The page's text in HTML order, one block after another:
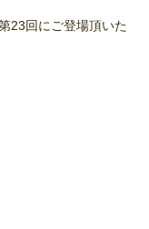
23回にご登場頂いた